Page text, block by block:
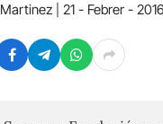
21 - Febrer -